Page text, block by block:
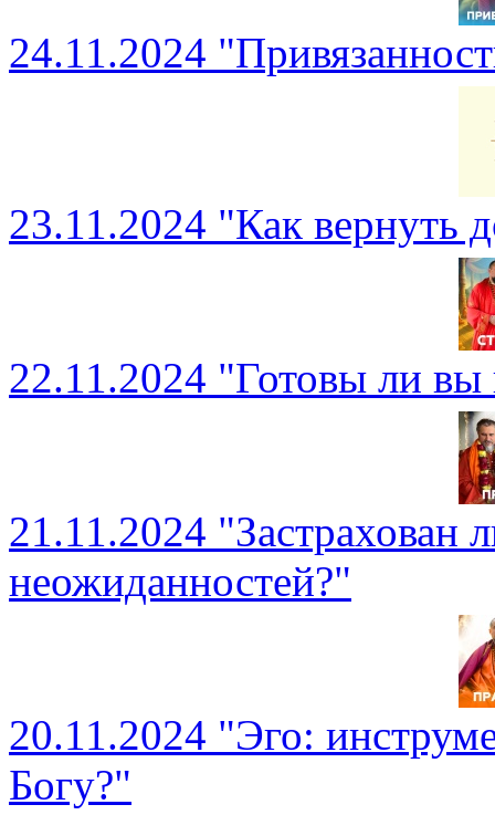
24.11.2024
23.11.2024 "Как вернуть
22.11.2024 "Готовы ли вы
21.11.2024 "Застрахован
неожиданностей?"
20.11.2024 "Эго:
Богу?"